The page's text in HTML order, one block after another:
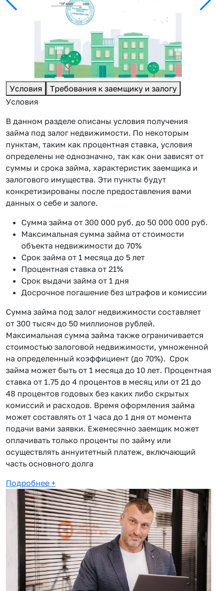
Условия
Требования к заемщику и залогу
Условия
В данном разделе описаны условия получения
займа под залог недвижимости. По некоторым
пунктам, таким как процентная ставка, условия
определены не однозначно, так как они зависят от
суммы и срока займа, характеристик заемщика и
залогового имущества. Эти пункты будут
конкретизированы после предоставления вами
данных о себе и залоге.
Сумма займа от 300 000 руб. до 50 000 000 руб.
Максимальная сумма займа от стоимости
объекта недвижимости до 70%
Срок займа от 1 месяца до 5 лет
Процентная ставка от 21%
Срок выдачи займа от 1 дня
Досрочное погашение без штрафов и комиссии
Сумма займа под залог недвижимости составляет
от 300 тысяч до 50 миллионов рублей.
Максимальная сумма займа также ограничивается
стоимостью залоговой недвижимости, умноженной
на определенный коэффициент (до 70%). Срок
займа может быть от 1 месяца до 10 лет. Процентная
ставка от 1.75 до 4 процентов в месяц или от 21 до
48 процентов годовых без каких либо скрытых
комиссий и расходов. Время оформления займа
может составлять от 1 часа до 1 дня от момента
подачи вами заявки. Ежемесячно заемщик может
оплачивать только проценты по займу или
осуществлять аннуитетный платеж, включающий
часть основного долга
Подробнее +